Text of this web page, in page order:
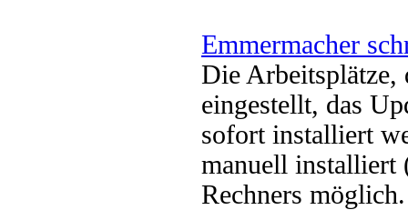
Emmermacher
Die
eingestellt, das
sofort installiert
manuell installiert
Rechners möglich.